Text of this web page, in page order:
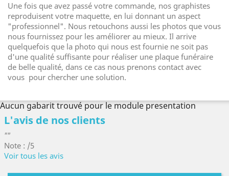
Une fois que avez passé votre commande, nos graphistes
reproduisent votre maquette, en lui donnant un aspect
"professionnel". Nous retouchons aussi les photos que vous
nous fournissez pour les améliorer au mieux. Il arrive
quelquefois que la photo qui nous est fournie ne soit pas
d'une qualité suffisante pour réaliser une plaque funéraire
de belle qualité, dans ce cas nous prenons contact avec
vous pour chercher une solution.
Aucun gabarit trouvé pour le module presentation
L'avis de nos clients
""
Note : /5
Voir tous les avis